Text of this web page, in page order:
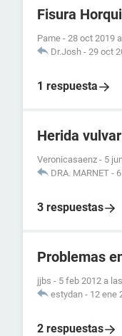
Fisura
Pame - 28 oct 2019
Dr.Josh - 29 oct
1 respuesta
Herida
Veronicasaenz - 5
DRA. MARNET -
3 respuestas
Problemas
jjbs - 5 feb 2012 a
estydan - 12 ene
2 respuestas